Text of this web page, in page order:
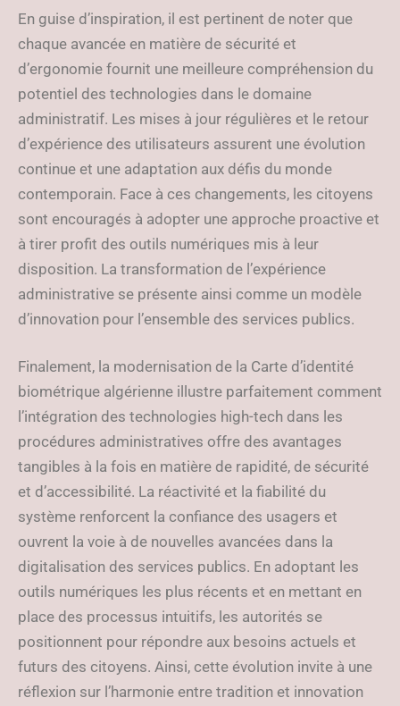
En guise d’inspiration, il est pertinent de noter que
chaque avancée en matière de sécurité et
d’ergonomie fournit une meilleure compréhension du
potentiel des technologies dans le domaine
administratif. Les mises à jour régulières et le retour
d’expérience des utilisateurs assurent une évolution
continue et une adaptation aux défis du monde
contemporain. Face à ces changements, les citoyens
sont encouragés à adopter une approche proactive et
à tirer profit des outils numériques mis à leur
disposition. La transformation de l’expérience
administrative se présente ainsi comme un modèle
d’innovation pour l’ensemble des services publics.
Finalement, la modernisation de la Carte d’identité
biométrique algérienne illustre parfaitement comment
l’intégration des technologies high-tech dans les
procédures administratives offre des avantages
tangibles à la fois en matière de rapidité, de sécurité
et d’accessibilité. La réactivité et la fiabilité du
système renforcent la confiance des usagers et
ouvrent la voie à de nouvelles avancées dans la
digitalisation des services publics. En adoptant les
outils numériques les plus récents et en mettant en
place des processus intuitifs, les autorités se
positionnent pour répondre aux besoins actuels et
futurs des citoyens. Ainsi, cette évolution invite à une
réflexion sur l’harmonie entre tradition et innovation